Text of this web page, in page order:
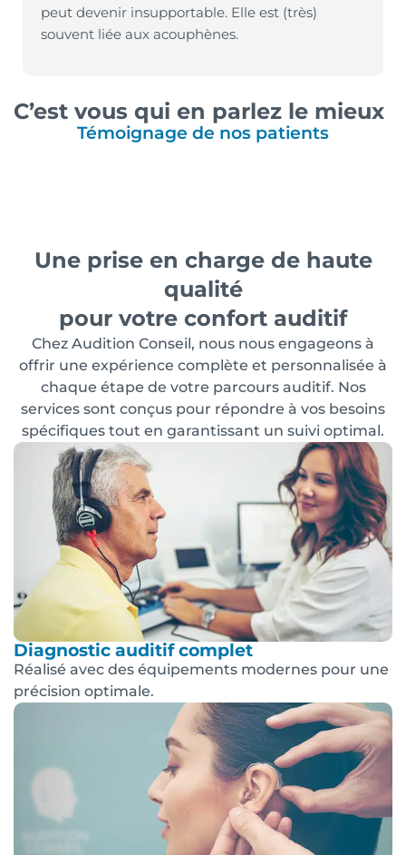
peut devenir insupportable. Elle est (très)
souvent liée aux acouphènes.
C’est vous qui en parlez le mieux
Témoignage de nos patients
Une prise en charge de haute
qualité
pour votre confort auditif
Chez Audition Conseil, nous nous engageons à
offrir une expérience complète et personnalisée à
chaque étape de votre parcours auditif. Nos
services sont conçus pour répondre à vos besoins
spécifiques tout en garantissant un suivi optimal.
Diagnostic auditif complet
Réalisé avec des équipements modernes pour une
précision optimale.